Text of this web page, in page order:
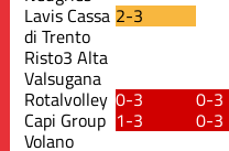
Lavis Cassa
di Trento
2-3
Risto3 Alta
Valsugana
Rotalvolley 0-3 0-3
Capi Group
Volano
1-3 0-3